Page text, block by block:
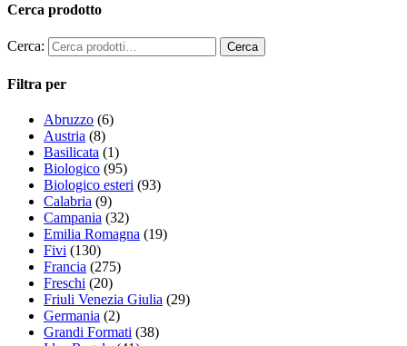
Cerca prodotto
Cerca:
Filtra per
Abruzzo (6)
Austria (8)
Basilicata (1)
Biologico (95)
Biologico esteri (93)
Calabria (9)
Campania (32)
Emilia Romagna (19)
Fivi (130)
Francia (275)
Freschi (20)
Friuli Venezia Giulia (29)
Germania (2)
Grandi Formati (38)